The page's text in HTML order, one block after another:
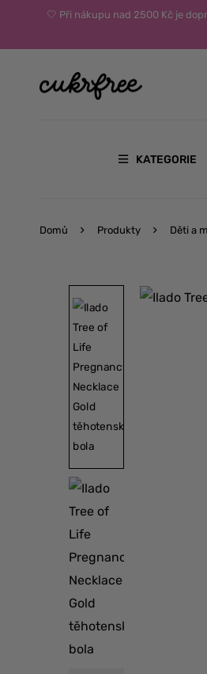
🤍 Při nákupu nad 2500 Kč je
KATEGORIE
Domů Produkty Děti a